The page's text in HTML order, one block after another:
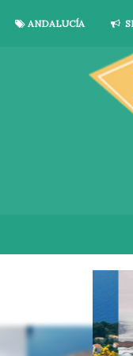
ANDALUCÍA